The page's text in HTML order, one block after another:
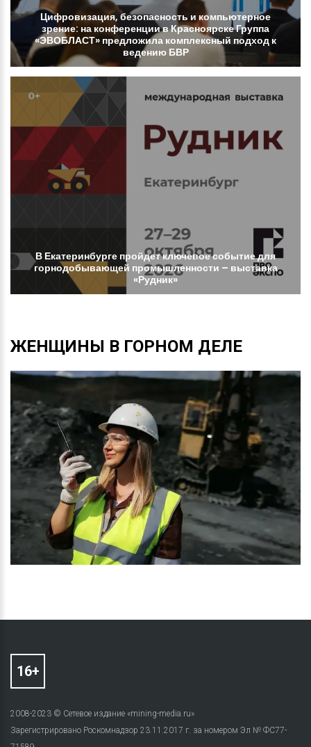
Цифровизация, безопасность и компьютерное
зрение: на конференциивКрасноярскеГруппа
«ЭВОБЛАСТ» предложила комплексный подход к
ведению БВР
В Екатеринбурге пройдетключевоесобытиедля
горнодобывающей промышленности – выставка
«Рудник»
ЖЕНЩИНЫ В ГОРНОМ ДЕЛЕ
2008-2023 © Сетевое издание «mining-media.ru»
Зарегистрировано Роскомнадзор 23.11.2017 г. за номером Эл № ФС77-